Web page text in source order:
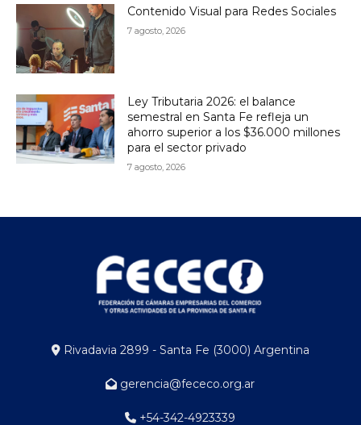
Contenido Visual para Redes Sociales
7 agosto, 2026
Ley Tributaria 2026: el balance
semestral en Santa Fe refleja un
ahorro superior a los $36.000 millones
para el sector privado
7 agosto, 2026
Rivadavia 2899 - Santa Fe (3000) Argentina
gerencia@fececo.org.ar
+54-342-4923339